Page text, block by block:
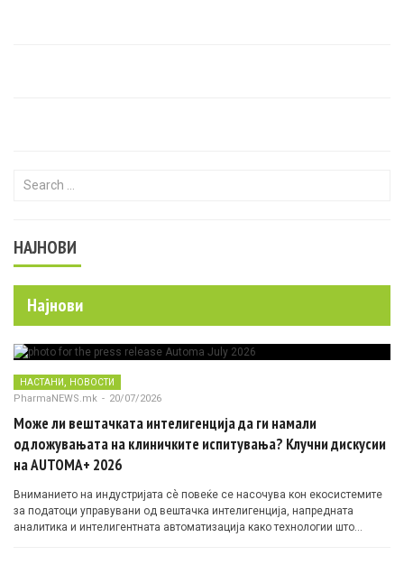
Search for:
НАЈНОВИ
Најнови
НАСТАНИ, НОВОСТИ
PharmaNEWS.mk - 20/07/2026
Може ли вештачката интелигенција да ги намали
одложувањата на клиничките испитувања? Клучни дискусии
на AUTOMA+ 2026
Вниманието на индустријата сè повеќе се насочува кон екосистемите
за податоци управувани од вештачка интелигенција, напредната
аналитика и интелигентната автоматизација како технологии што